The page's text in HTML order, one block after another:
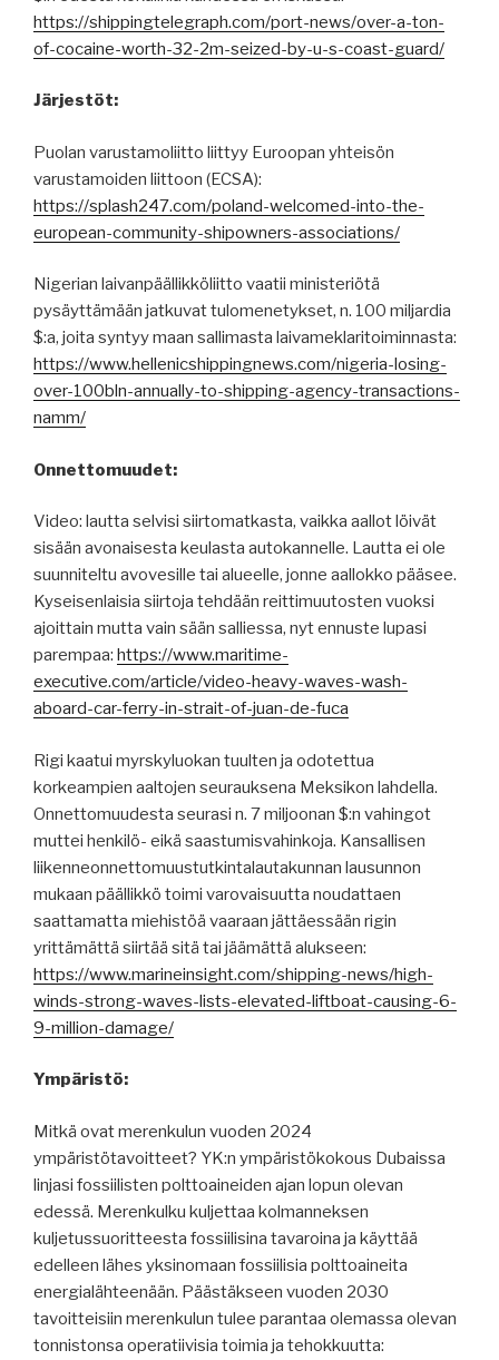
https://shippingtelegraph.com/port-news/over-a-ton-
of-cocaine-worth-32-2m-seized-by-u-s-coast-guard/
Järjestöt:
Puolan varustamoliitto liittyy Euroopan yhteisön
varustamoiden liittoon (ECSA):
https://splash247.com/poland-welcomed-into-the-
european-community-shipowners-associations/
Nigerian laivanpäällikköliitto vaatii ministeriötä
pysäyttämään jatkuvat tulomenetykset, n. 100 miljardia
$:a, joita syntyy maan sallimasta laivameklaritoiminnasta:
https://www.hellenicshippingnews.com/nigeria-losing-
over-100bln-annually-to-shipping-agency-transactions-
namm/
Onnettomuudet:
Video: lautta selvisi siirtomatkasta, vaikka aallot löivät
sisään avonaisesta keulasta autokannelle. Lautta ei ole
suunniteltu avovesille tai alueelle, jonne aallokko pääsee.
Kyseisenlaisia siirtoja tehdään reittimuutosten vuoksi
ajoittain mutta vain sään salliessa, nyt ennuste lupasi
parempaa: https://www.maritime-
executive.com/article/video-heavy-waves-wash-
aboard-car-ferry-in-strait-of-juan-de-fuca
Rigi kaatui myrskyluokan tuulten ja odotettua
korkeampien aaltojen seurauksena Meksikon lahdella.
Onnettomuudesta seurasi n. 7 miljoonan $:n vahingot
muttei henkilö- eikä saastumisvahinkoja. Kansallisen
liikenneonnettomuustutkintalautakunnan lausunnon
mukaan päällikkö toimi varovaisuutta noudattaen
saattamatta miehistöä vaaraan jättäessään rigin
yrittämättä siirtää sitä tai jäämättä alukseen:
https://www.marineinsight.com/shipping-news/high-
winds-strong-waves-lists-elevated-liftboat-causing-6-
9-million-damage/
Ympäristö:
Mitkä ovat merenkulun vuoden 2024
ympäristötavoitteet? YK:n ympäristökokous Dubaissa
linjasi fossiilisten polttoaineiden ajan lopun olevan
edessä. Merenkulku kuljettaa kolmanneksen
kuljetussuoritteesta fossiilisina tavaroina ja käyttää
edelleen lähes yksinomaan fossiilisia polttoaineita
energialähteenään. Päästäkseen vuoden 2030
tavoitteisiin merenkulun tulee parantaa olemassa olevan
tonnistonsa operatiivisia toimia ja tehokkuutta: